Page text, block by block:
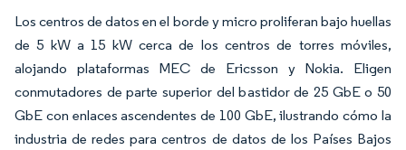
Los centros de datos en el borde y micro proliferan bajo huellas
de 5 kW a 15 kW cerca de los centros de torres móviles,
alojando plataformas MEC de Ericsson y Nokia. Eligen
conmutadores de parte superior del bastidor de 25 GbE o 50
GbE con enlaces ascendentes de 100 GbE, ilustrando cómo la
industria de redes para centros de datos de los Países Bajos